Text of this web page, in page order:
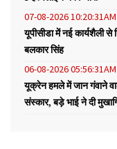
07-08-2026 10:20:31AM
यूपीसीडा में नई कार्यशैली
बलकार सिंह
06-08-2026 05:56:31AM
यूक्रेन हमले में जान गंवाने
संस्कार, बड़े भाई ने दी